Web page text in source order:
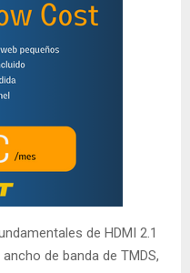
de HDMI 2.1
de banda de TMDS,